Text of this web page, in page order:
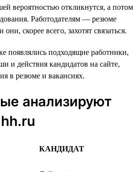
вероятностью откликнутся, а потом
Работодателям — резюме
скорее всего, захотят связаться.
появлялись подходящие работники,
и действия кандидатов на сайте,
в резюме и вакансиях.
анализируют
КАНДИДАТ